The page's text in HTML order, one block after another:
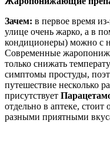
Зачем: в первое время
улице очень жарко, а в
кондиционеры) можно с
Современные
только снижать
симптомы простуды,
путешествие несколько
присутствует
отдельно в аптеке,
разными приятными